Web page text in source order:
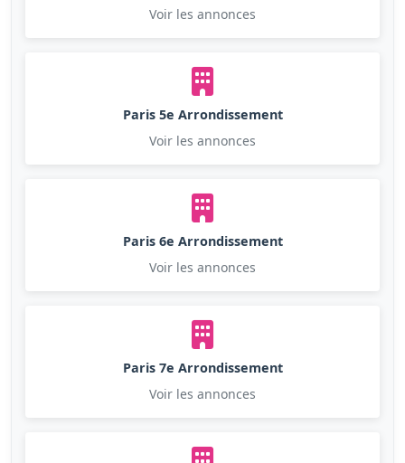
Voir les annonces
Paris 5e Arrondissement
Voir les annonces
Paris 6e Arrondissement
Voir les annonces
Paris 7e Arrondissement
Voir les annonces